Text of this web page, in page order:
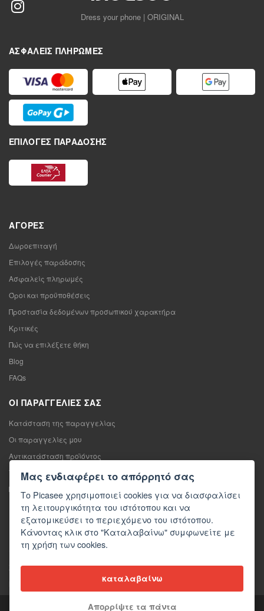
Dress your phone | ORIGINAL
ΑΣΦΑΛΕΊΣ ΠΛΗΡΩΜΈΣ
ΕΠΙΛΟΓΈΣ ΠΑΡΆΔΟΣΗΣ
ΑΓΟΡΈΣ
Δωροεπιταγή
Επιλογές παράδοσης
Ασφαλείς πληρωμές
Όροι και προϋποθέσεις
Προστασία δεδομένων προσωπικού χαρακτήρα
Κριτικές
Πώς να επιλέξετε θήκη
Blog
FAQs
ΟΙ ΠΑΡΑΓΓΕΛΊΕΣ ΣΑΣ
Κατάσταση της παραγγελίας
Οι παραγγελίες μου
Αντικατάσταση προϊόντος
Υπαναχώρηση από τη σύμβαση πώλησης
Παράπονο
ΕΠΙΚΟΙΝΩΝΊΑ
Επικοινωνία
Φόρμα επικοινωνίας
Χονδρική πώληση
Μέσα ενημέρωσης σχετικά με εμάς
Copyright © 2026 Picasee
Μας ενδιαφέρει το απόρρητό σας
Το Picasee χρησιμοποιεί cookies για να διασφαλίσει
τη λειτουργικότητα του ιστότοπου και να
εξατομικεύσει το περιεχόμενο του ιστότοπου.
Κάνοντας κλικ στο "Καταλαβαίνω" συμφωνείτε με
τη χρήση των cookies.
καταλαβαίνω
Απορρίψτε τα πάντα